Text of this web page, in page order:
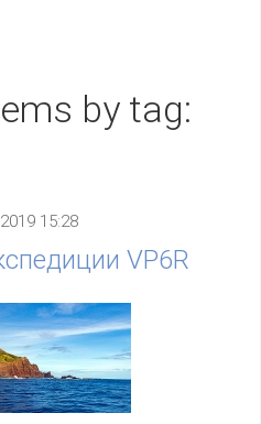
by tag:
15:28
VP6R